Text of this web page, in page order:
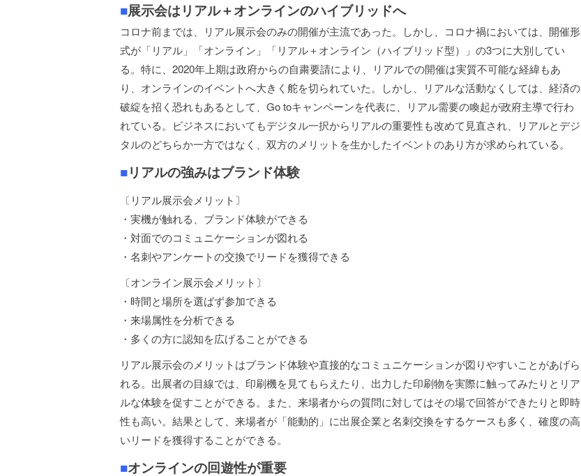
■展示会はリアル＋オンラインのハイブリッドへ
コロナ前までは、リアル展示会のみの開催が主流であった。しかし、コロナ禍においては、開催形
式が「リアル」「オンライン」「リアル＋オンライン（ハイブリッド型）」の3つに大別してい
る。特に、2020年上期は政府からの自粛要請により、リアルでの開催は実質不可能な経緯もあ
り、オンラインのイベントへ大きく舵を切られていた。しかし、リアルな活動なくしては、経済の
破綻を招く恐れもあるとして、Go toキャンペーンを代表に、リアル需要の喚起が政府主導で行わ
れている。ビジネスにおいてもデジタル一択からリアルの重要性も改めて見直され、リアルとデジ
タルのどちらか一方ではなく、双方のメリットを生かしたイベントのあり方が求められている。
■リアルの強みはブランド体験
〔リアル展示会メリット〕
・実機が触れる、ブランド体験ができる
・対面でのコミュニケーションが図れる
・名刺やアンケートの交換でリードを獲得できる
〔オンライン展示会メリット〕
・時間と場所を選ばず参加できる
・来場属性を分析できる
・多くの方に認知を広げることができる
リアル展示会のメリットはブランド体験や直接的なコミュニケーションが図りやすいことがあげら
れる。出展者の目線では、印刷機を見てもらえたり、出力した印刷物を実際に触ってみたりとリア
ルな体験を促すことができる。また、来場者からの質問に対してはその場で回答ができたりと即時
性も高い。結果として、来場者が「能動的」に出展企業と名刺交換をするケースも多く、確度の高
いリードを獲得することができる。
■オンラインの回遊性が重要